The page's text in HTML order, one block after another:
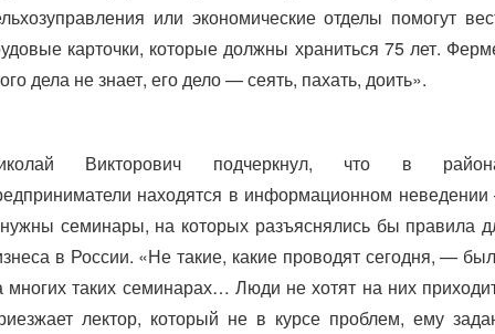
или экономические отделы помогут
карточки, которые должны храниться 75 лет.
дела не знает, его дело — сеять, пахать, доить».
Викторович подчеркнул, что в
находятся в информационном
семинары, на которых разъяснялись бы правила
в России. «Не такие, какие проводят сегодня, —
многих таких семинарах… Люди не хотят на них
лектор, который не в курсе проблем, ему